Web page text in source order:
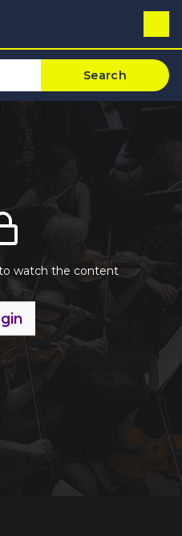
Search
watch the content